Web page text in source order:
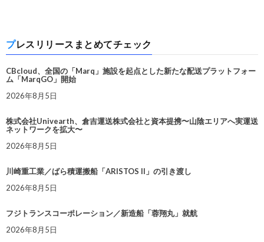
プレスリリースまとめてチェック
CBcloud、全国の「Marq」施設を起点とした新たな配送プラットフォー
ム「MarqGO」開始
2026年8月5日
株式会社Univearth、倉吉運送株式会社と資本提携〜山陰エリアへ実運送
ネットワークを拡大〜
2026年8月5日
川崎重工業／ばら積運搬船「ARISTOS II」の引き渡し
2026年8月5日
フジトランスコーポレーション／新造船「蓉翔丸」就航
2026年8月5日